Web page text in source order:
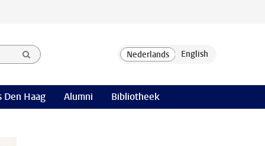
Den Haag Alumni Bibliotheek